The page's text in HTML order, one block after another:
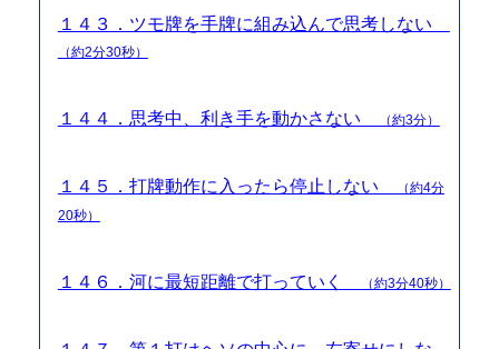
１４３．ツモ牌を手牌に組み込んで思考しない
（約2分30秒）
１４４．思考中、利き手を動かさない （約3分）
１４５．打牌動作に入ったら停止しない
（約4分
20秒）
１４６．河に最短距離で打っていく （約3分40秒）